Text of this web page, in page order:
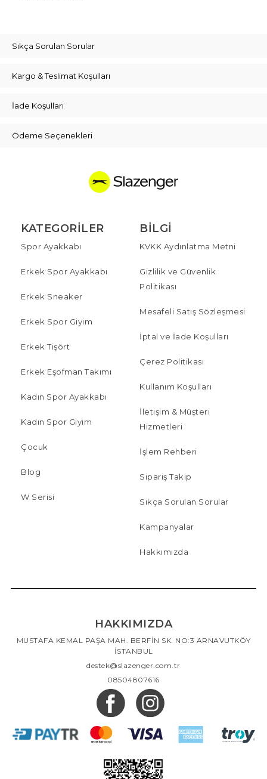
Sıkça Sorulan Sorular
Kargo & Teslimat Koşulları
İade Koşulları
Ödeme Seçenekleri
KATEGORILER
Spor Ayakkabı
Erkek Spor Ayakkabı
Erkek Sneaker
Erkek Spor Giyim
Erkek Tişört
Erkek Eşofman Takımı
Kadın Spor Ayakkabı
Kadın Spor Giyim
Çocuk
Blog
W Serisi
BILGI
KVKK Aydınlatma Metni
Gizlilik ve Güvenlik
Politikası
Mesafeli Satış Sözleşmesi
İptal ve İade Koşulları
Çerez Politikası
Kullanım Koşulları
İletişim & Müşteri
Hizmetleri
İşlem Rehberi
Sipariş Takip
Sıkça Sorulan Sorular
Kampanyalar
Hakkımızda
HAKKIMIZDA
MUSTAFA KEMAL PAŞA MAH. BERFİN SK. NO:3 ARNAVUTKÖY
İSTANBUL
destek@slazenger.com.tr
08504807616